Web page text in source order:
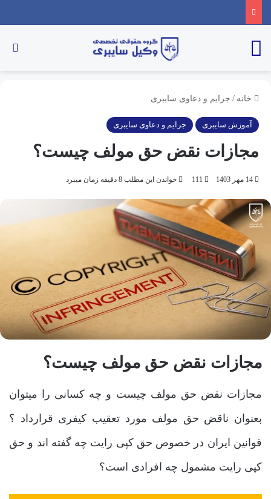
خانه / جرایم و دعاوی سایبری
آموزش سایبری جرایم و دعاوی سایبری
مجازات نقض حق مولف چیست؟
14 مهر 1403 111 خواندن این مطلب 8 دقیقه زمان میبرد
مجازات نقض حق مولف چیست؟
مجازات نقض حق مولف چیست و چه کسانی را میتوان
بعنوان ناقض حق مولف مورد تعقیب کیفری قرارداد ؟
قوانین ایران در خصوص حق کپی رایت چه گفته اند و حق
کپی رایت مشمول چه افرادی است؟